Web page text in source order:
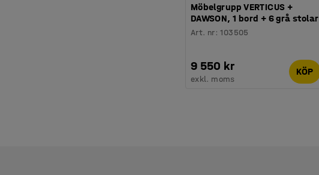
Möbelgrupp VERTICUS +
DAWSON, 1 bord + 6 grå stolar
Art. nr:103505
9 550 kr
exkl. moms
KÖP